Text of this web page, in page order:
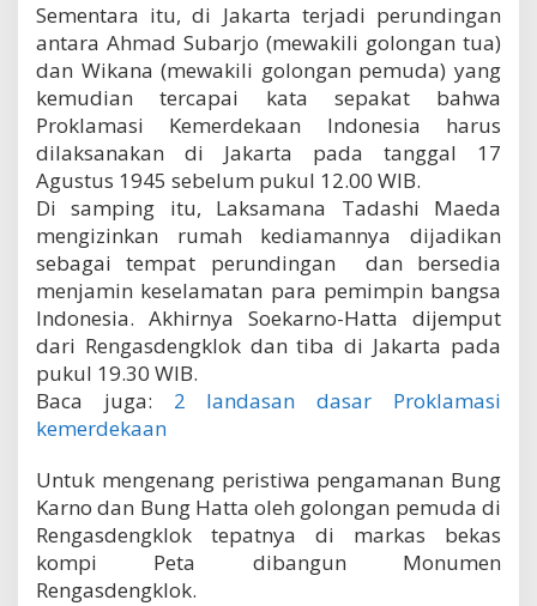
Sementara itu, di Jakarta terjadi perundingan
antara Ahmad Subarjo (mewakili golongan tua)
dan Wikana (mewakili golongan pemuda) yang
kemudian tercapai kata sepakat bahwa
Proklamasi Kemerdekaan Indonesia harus
dilaksanakan di Jakarta pada tanggal 17
Agustus 1945 sebelum pukul 12.00 WIB.
Di samping itu, Laksamana Tadashi Maeda
mengizinkan rumah kediamannya dijadikan
sebagai tempat perundingan dan bersedia
menjamin keselamatan para pemimpin bangsa
Indonesia. Akhirnya Soekarno-Hatta dijemput
dari Rengasdengklok dan tiba di Jakarta pada
pukul 19.30 WIB.
Baca juga: 2 landasan dasar Proklamasi
kemerdekaan
Untuk mengenang peristiwa pengamanan Bung
Karno dan Bung Hatta oleh golongan pemuda di
Rengasdengklok tepatnya di markas bekas
kompi Peta dibangun Monumen
Rengasdengklok.